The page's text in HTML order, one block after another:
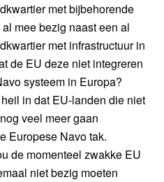
met bijbehorende
mee bezig naast een al
met infrastructuur in
de EU deze niet integreren
systeem in Europa?
in dat EU-landen die niet
veel meer gaan
Europese Navo tak.
de momenteel zwakke EU
niet bezig moeten